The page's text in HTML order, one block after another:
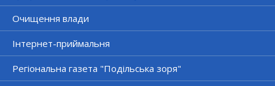
Очищення влади
Інтернет-приймальня
Регіональна газета "Подільська зоря"